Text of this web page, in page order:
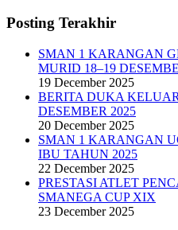
Posting Terakhir
SMAN 1 KARANGAN
MURID 18–19
19 December 2025
BERITA DUKA
DESEMBER 2025
20 December 2025
SMAN 1 KARANGAN
IBU TAHUN 2025
22 December 2025
PRESTASI ATLET
SMANEGA CUP XIX
23 December 2025